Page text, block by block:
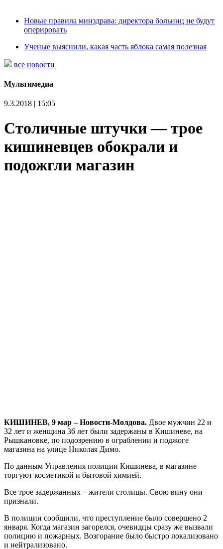
Новые правила минздрава: директора больниц не будут
оперировать
Ученые выяснили, какая часть яблока самая полезная
все новости
Мультимедиа
9.3.2018 | 15:05
Столичные штучки — трое
кишиневцев обокрали и
подожгли магазин
КИШИНЕВ, 9 мар – Новости-Молдова. Двое мужчин 22 и
32 лет и женщина 36 лет были задержаны в Кишиневе, на
Рышкановке, по подозрению в ограблении и поджоге
магазина на улице Николая Димо.
По данным Управления полиции Кишинева, в магазине
торгуют косметикой и бытовой химией.
Все трое задержанных – жители столицы. Свою вину они
признали.
В полиции сообщили, что преступление было совершено 2
января. Когда магазин загорелся, очевидцы сразу же вызвали
полицию и пожарных. Возгорание было быстро локализовано
и нейтрализовано.